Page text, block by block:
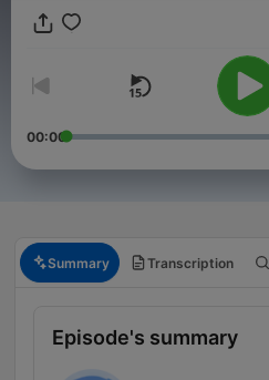
00:00
Summary Transcription
Episode's summary